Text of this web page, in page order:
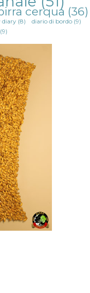
cerqua (36)
diary(8) diario di bordo(9)
(9)